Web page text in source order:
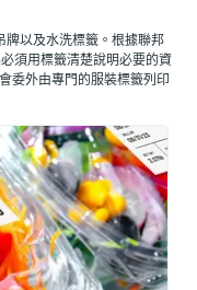
牌以及水洗標籤。根據聯邦
必須用標籤清楚說明必要的資
委外由專門的服裝標籤列印